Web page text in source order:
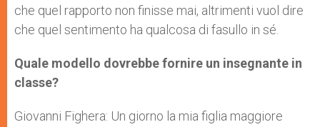
che quel rapporto non finisse mai, altrimenti vuol dire
che quel sentimento ha qualcosa di fasullo in sé.
Quale modello dovrebbe fornire un insegnante in
classe?
Giovanni Fighera: Un giorno la mia figlia maggiore